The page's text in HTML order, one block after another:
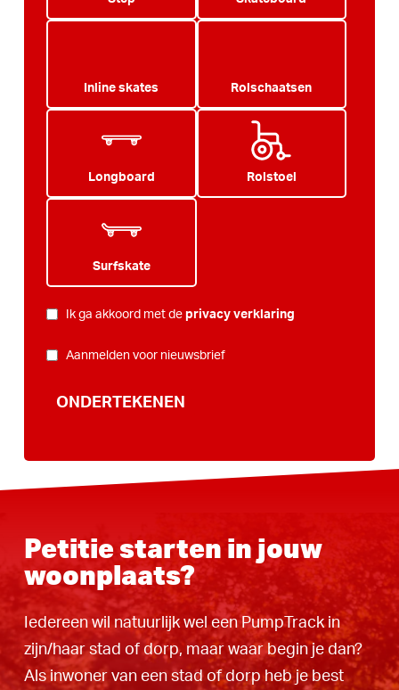
Inline skates Rolschaatsen
Longboard Rolstoel
Surfskate
PRIVACY*
Ik ga akkoord met de privacy verklaring
NIEUWSBRIEF
Aanmelden voor nieuwsbrief
ONDERTEKENEN
Petitie starten in jouw
woonplaats?
Iedereen wil natuurlijk wel een PumpTrack in
zijn/haar stad of dorp, maar waar begin je dan?
Als inwoner van een stad of dorp heb je best